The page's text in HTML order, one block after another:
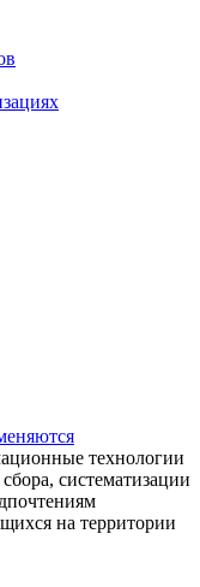
технологии
систематизации
на территории